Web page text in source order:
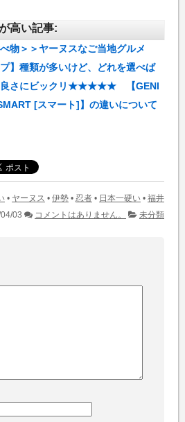
高い記事:
物＞＞ヤーヌスなご当地グルメ
】種類が多いけど、どれを選べば
良さにビックリ★★★★★ 【GENI
[スマート]】の違いについて
• ヤーヌス • 伊勢 • 忍者 • 日本一硬い • 福井
03
コメントはありません。 未分類